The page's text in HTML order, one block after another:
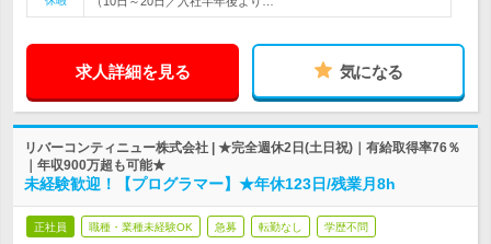
求人詳細を見る 気になる
リバーコンティニュー株式会社 | ★完全週休2日(土日祝)｜有給取得率76％
｜年収900万超も可能★
未経験歓迎！【プログラマー】★年休123日/残業月8h
正社員 職種・業種未経験OK 急募 転勤なし 学歴不問